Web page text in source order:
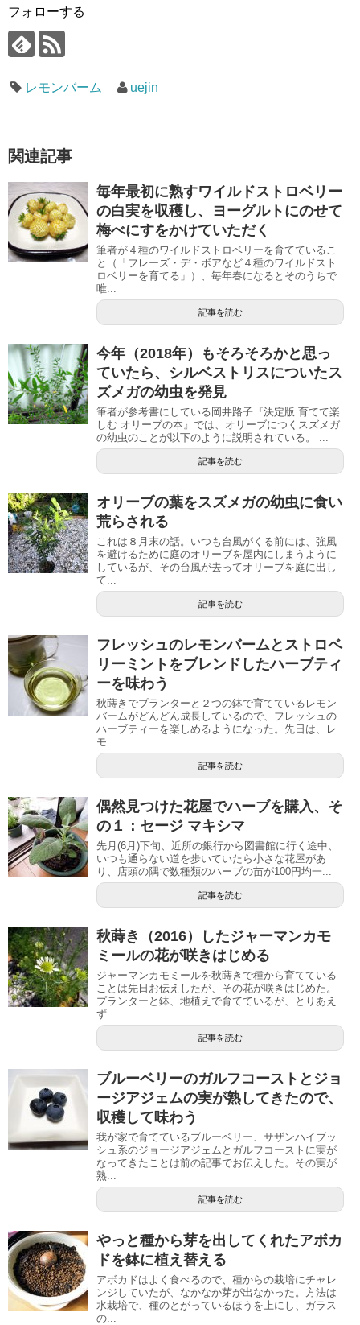
フォローする
レモンバーム uejin
関連記事
毎年最初に熟すワイルドストロベリー
の白実を収穫し、ヨーグルトにのせて
梅べにすをかけていただく
筆者が４種のワイルドストロベリーを育てているこ
と（「フレーズ・デ・ボアなど４種のワイルドスト
ロベリーを育てる」）、毎年春になるとそのうちで
唯...
記事を読む
今年（2018年）もそろそろかと思っ
ていたら、シルベストリスについたス
ズメガの幼虫を発見
筆者が参考書にしている岡井路子『決定版 育てて楽
しむ オリーブの本』では、オリーブにつくスズメガ
の幼虫のことが以下のように説明されている。 ...
記事を読む
オリーブの葉をスズメガの幼虫に食い
荒らされる
これは８月末の話。いつも台風がくる前には、強風
を避けるために庭のオリーブを屋内にしまうように
しているが、その台風が去ってオリーブを庭に出し
て...
記事を読む
フレッシュのレモンバームとストロベ
リーミントをブレンドしたハーブティ
ーを味わう
秋蒔きでプランターと２つの鉢で育てているレモン
バームがどんどん成長しているので、フレッシュの
ハーブティーを楽しめるようになった。先日は、レ
モ...
記事を読む
偶然見つけた花屋でハーブを購入、そ
の１：セージ マキシマ
先月(6月)下旬、近所の銀行から図書館に行く途中、
いつも通らない道を歩いていたら小さな花屋があ
り、店頭の隅で数種類のハーブの苗が100円均一...
記事を読む
秋蒔き（2016）したジャーマンカモ
ミールの花が咲きはじめる
ジャーマンカモミールを秋蒔きで種から育てている
ことは先日お伝えしたが、その花が咲きはじめた。
プランターと鉢、地植えで育てているが、とりあえ
ず...
記事を読む
ブルーベリーのガルフコーストとジョ
ージアジェムの実が熟してきたので、
収穫して味わう
我が家で育てているブルーベリー、サザンハイブッ
シュ系のジョージアジェムとガルフコーストに実が
なってきたことは前の記事でお伝えした。その実が
熟...
記事を読む
やっと種から芽を出してくれたアボカ
ドを鉢に植え替える
アボカドはよく食べるので、種からの栽培にチャレ
ンジしていたが、なかなか芽が出なかった。方法は
水栽培で、種のとがっているほうを上にし、ガラス
の...